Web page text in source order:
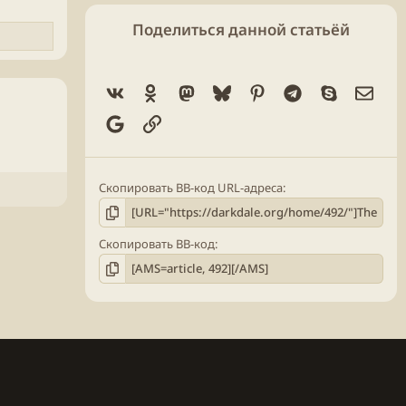
Поделиться данной статьёй
Ok Mastodon
BlueskyPinterestTelegram
Skype
GoogleСсылка
Скопировать BB-код URL-адреса
Скопировать BB-код